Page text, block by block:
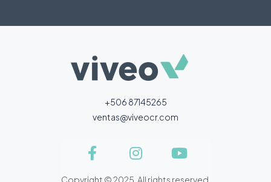
+506 87145265
ventas@viveocr.com
Copyright © 2025. All rights reserved.